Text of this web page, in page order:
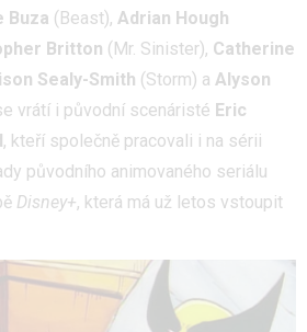
Buza (Beast), Adrian Hough
Britton (Mr. Sinister), Catherine
Sealy-Smith (Storm) a Alyson
vrátí i původní scenáristé Eric
, kteří společně pracovali i na sérii
původního animovaného seriálu
Disney+, která má už letos vstoupit